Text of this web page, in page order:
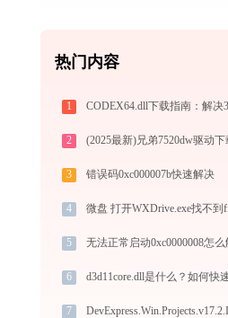
热门内容
1
2
3 错误码0xc000007b快速解决
4 微盘 打开WXDrive.exe找不到
5 无法正常启动0xc0000008怎
6 d3d11core.dll是什么？如何快
7